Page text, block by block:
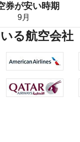
券が安い時期
9月
る航空会社